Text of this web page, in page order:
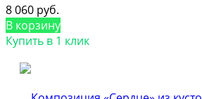
8 060 руб.
В корзину
Купить в 1 клик